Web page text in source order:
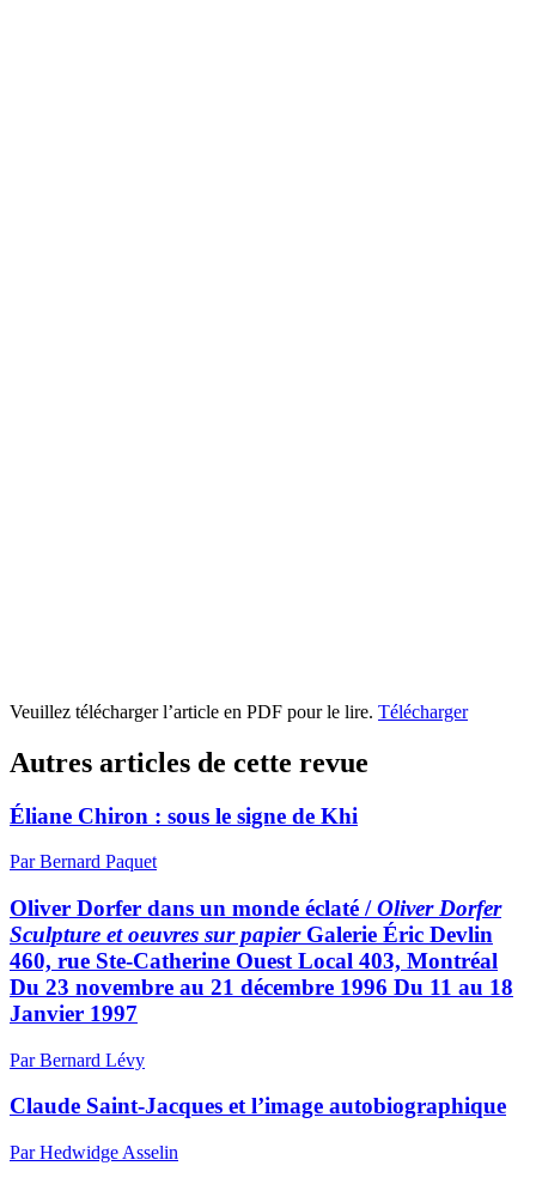
Veuillez télécharger l’article en PDF pour le lire. Télécharger
Autres articles de cette revue
Éliane Chiron : sous le signe de Khi
Par Bernard Paquet
Oliver Dorfer dans un monde éclaté /Oliver Dorfer
Sculpture et oeuvres sur papierGalerie Éric Devlin
460, rue Ste-Catherine Ouest Local 403, Montréal
Du 23 novembre au 21 décembre 1996 Du 11 au 18
Janvier 1997
Par Bernard Lévy
Claude Saint-Jacques et l’image autobiographique
Par Hedwidge Asselin